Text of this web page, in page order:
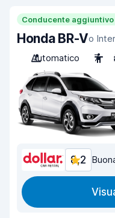
Conducente
Honda BR-Vo
Automatico
7
8,2